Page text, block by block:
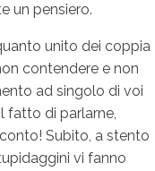
un pensiero.
unito dei coppia
contendere e non
ad singolo di voi
fatto di parlarne,
Subito, a stento
vi fanno